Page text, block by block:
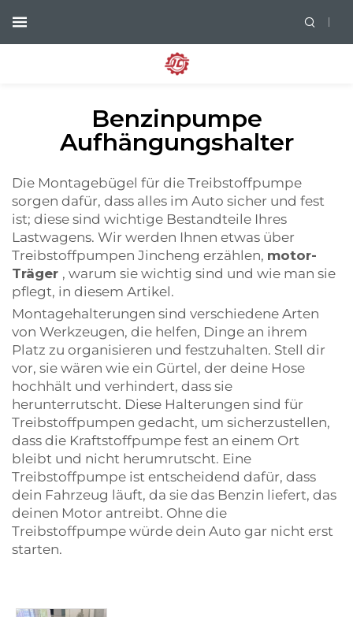
Benzinpumpe
Aufhängungshalter
Die Montagebügel für die Treibstoffpumpe
sorgen dafür, dass alles im Auto sicher und fest
ist; diese sind wichtige Bestandteile Ihres
Lastwagens. Wir werden Ihnen etwas über
Treibstoffpumpen Jincheng erzählen, motor-
Träger , warum sie wichtig sind und wie man sie
pflegt, in diesem Artikel.
Montagehalterungen sind verschiedene Arten
von Werkzeugen, die helfen, Dinge an ihrem
Platz zu organisieren und festzuhalten. Stell dir
vor, sie wären wie ein Gürtel, der deine Hose
hochhält und verhindert, dass sie
herunterrutscht. Diese Halterungen sind für
Treibstoffpumpen gedacht, um sicherzustellen,
dass die Kraftstoffpumpe fest an einem Ort
bleibt und nicht herumrutscht. Eine
Treibstoffpumpe ist entscheidend dafür, dass
dein Fahrzeug läuft, da sie das Benzin liefert, das
deinen Motor antreibt. Ohne die
Treibstoffpumpe würde dein Auto gar nicht erst
starten.